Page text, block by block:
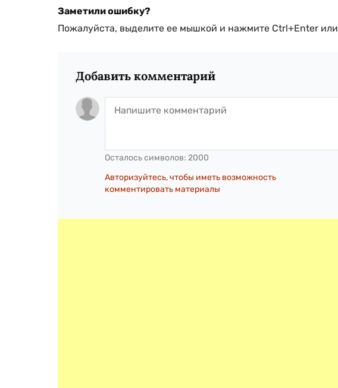
Заметили ошибку?
Пожалуйста, выделите ее мышкой и нажмите Ctrl+Enter или
Добавить комментарий
Осталось символов: 2000
Авторизуйтесь, чтобы иметь возможность
комментировать материалы